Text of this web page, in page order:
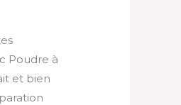
Poudre à
et bien